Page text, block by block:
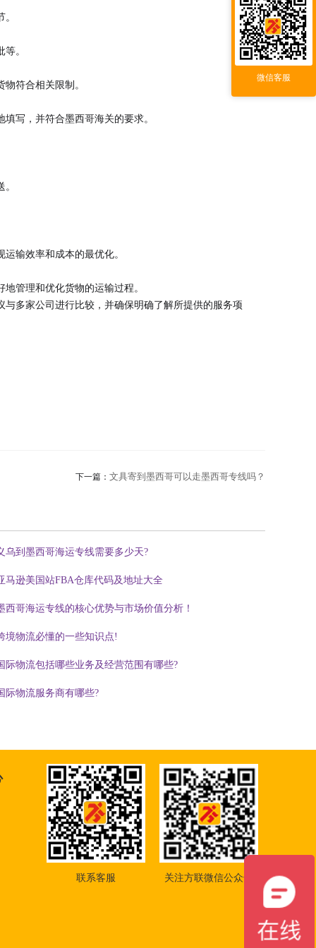
。
符合相关限制。
写，并符合墨西哥海关的要求。
输效率和成本的最优化。
管理和优化货物的运输过程。
多家公司进行比较，并确保明确了解所提供的服务项
下一篇： 文具寄到墨西哥可以走墨西哥专线吗？
乌到墨西哥海运专线需要多少天?
马逊美国站FBA仓库代码及地址大全
西哥海运专线的核心优势与市场价值分析！
境物流必懂的一些知识点!
际物流包括哪些业务及经营范围有哪些?
际物流服务商有哪些?
联系客服 关注方联微信公众号
微信客服